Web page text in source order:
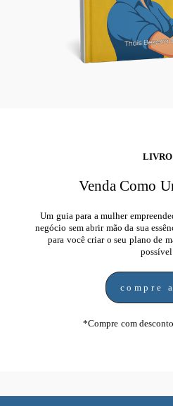
LIVRO
Venda Como
Um guia para a mulher
negócio sem abrir mão da sua
para você criar o seu plano de
compre
*Compre com